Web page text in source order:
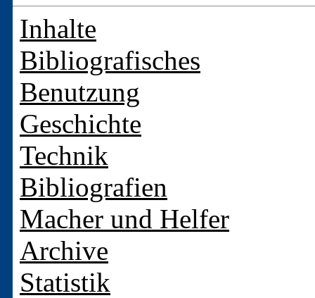
Inhalte
Bibliografisches
Benutzung
Geschichte
Technik
Bibliografien
Macher und Helfer
Archive
Statistik